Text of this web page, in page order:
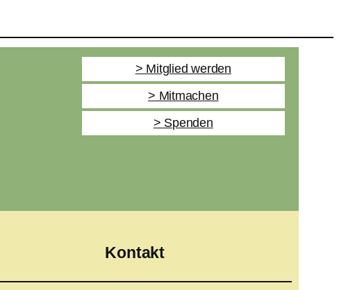
> Mitglied werden
> Mitmachen
> Spenden
Kontakt